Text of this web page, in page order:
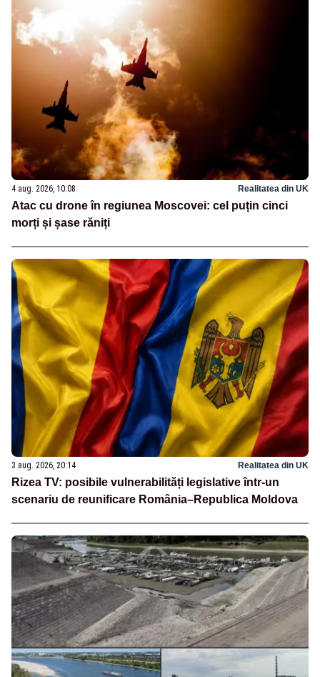
4 aug. 2026, 10:08 Realitatea din UK
Atac cu drone în regiunea Moscovei: cel puțin cinci
morți și șase răniți
3 aug. 2026, 20:14 Realitatea din UK
Rizea TV: posibile vulnerabilități legislative într-un
scenariu de reunificare România–Republica Moldova